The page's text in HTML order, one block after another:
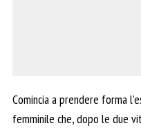
Comincia a prendere forma
femminile che, dopo le due